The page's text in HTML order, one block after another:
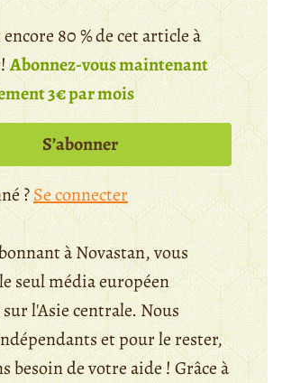
encore 80 % de cet article à
Abonnez-vous maintenant
3€ par mois
S’abonner
?Se connecter
à Novastan, vous
seul média européen
l'Asie centrale. Nous
et pour le rester,
besoin de votre aide ! Grâce à